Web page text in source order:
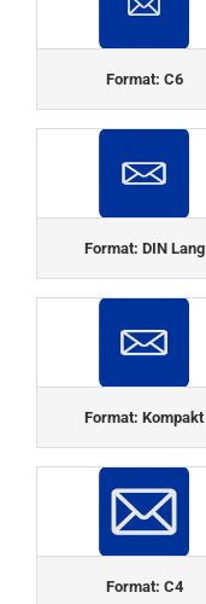
Format: C6
Format: DIN Lang
Format: Kompakt
Format: C4